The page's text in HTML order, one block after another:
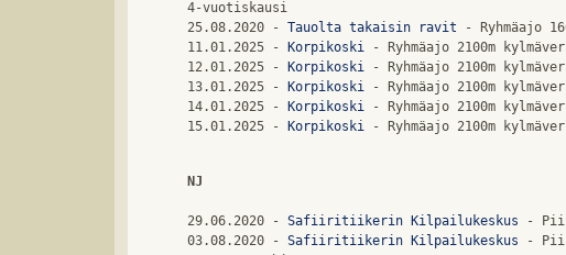
4-vuotiskausi
25.08.2020 - Tauolta takaisin ravit - Ryhmäajo
11.01.2025 - Korpikoski
- Ryhmäajo 2100m
12.01.2025 - Korpikoski
- Ryhmäajo 2100m
13.01.2025 - Korpikoski
- Ryhmäajo 2100m
14.01.2025 - Korpikoski
- Ryhmäajo 2100m
15.01.2025 - Korpikoski
NJ
29.06.2020 - Safiiritiikerin Kilpailukeskus -
03.08.2020 - Safiiritiikerin Kilpailukeskus -